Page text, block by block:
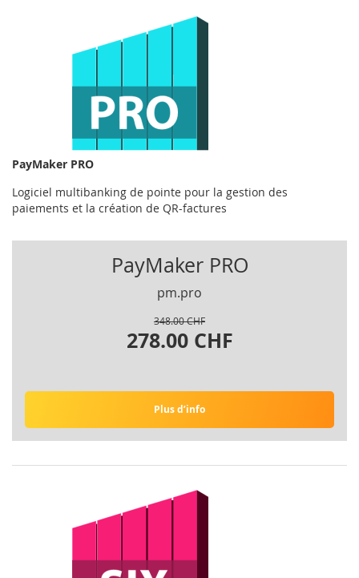
PayMaker PRO
Logiciel multibanking de pointe pour la gestion des
paiements et la création de QR-factures
PayMaker PRO
pm.pro
348.00 CHF
278.00 CHF
Plus d’info